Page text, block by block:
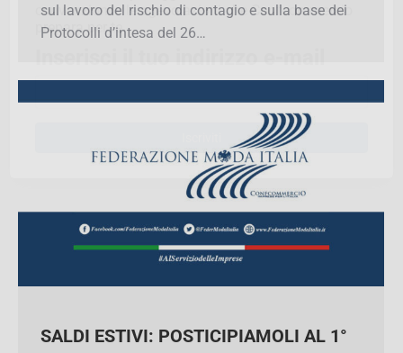
prevenzione sul lavoro del rischio di contagio e
SALDI ESTIVI: POSTICIPIAMOLI AL 1°
convenzioni e le agevolazioni che Confcommercio
prepara per te.